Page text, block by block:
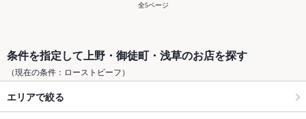
全5ページ
条件を指定して上野・御徒町・浅草のお店を探す
（現在の条件：ローストビーフ）
エリアで絞る